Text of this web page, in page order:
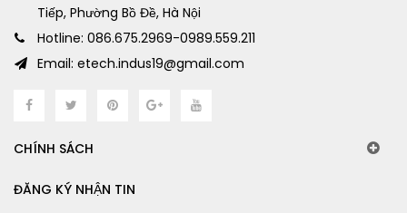
Tiếp, Phường Bồ Đề, Hà Nội
Hotline: 086.675.2969-0989.559.211
Email: etech.indus19@gmail.com
CHÍNH SÁCH
ĐĂNG KÝ NHẬN TIN